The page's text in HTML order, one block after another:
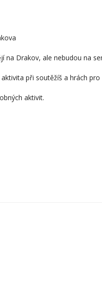
na Drakov, ale nebudou na
při soutěžíš a hrách
aktivit.